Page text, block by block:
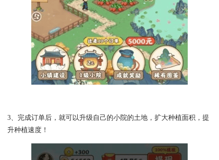
3、完成订单后，就可以升级自己的小院的土地，扩大种植面积，提
升种植速度！